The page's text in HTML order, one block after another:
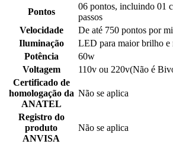
Pontos
06 pontos, incluindo 01
passos
Velocidade
De até 750 pontos por
Iluminação
LED para maior brilho e
Potência
60w
Voltagem
110v ou 220v(Não é
Certificado de
homologação da
ANATEL
Não se aplica
Registro do
produto
ANVISA
Não se aplica